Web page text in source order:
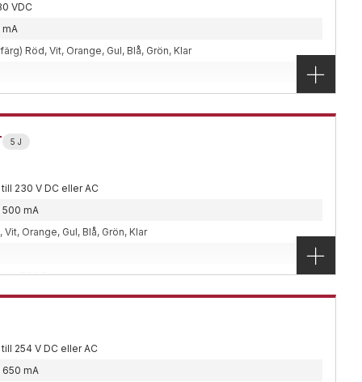
VDC
Röd, Vit, Orange, Gul, Blå, Grön, Klar
+45 °C
kg
Vägg
23 , Ex-klassade, Utomhus
utifrån regelverket ATEX . För användning
5 J
till 230 V DC eller AC
500 mA
Vit, Orange, Gul, Blå, Grön, Klar
+50 °C
kg
till 254 V DC eller AC
650 mA